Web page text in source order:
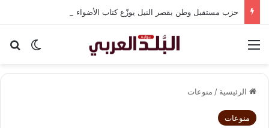
الوضع
الرئيسية / منوعات
منوعات